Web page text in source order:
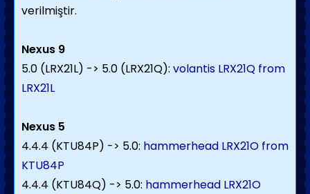
verilmiştir.
Nexus 9
5.0 (LRX21L) -> 5.0 (LRX21Q): volantis LRX21Q from
LRX21L
Nexus 5
4.4.4 (KTU84P) -> 5.0: hammerhead LRX21O from
KTU84P
4.4.4 (KTU84Q) -> 5.0: hammerhead LRX21O